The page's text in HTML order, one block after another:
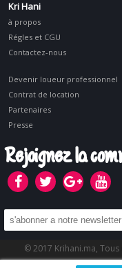
Kri Hani
à propos
Régles et CGU
Contactez-nous
Devenir loueur professionnel
Contrat de location
Partenaires
Presse
Rejoignez la
© 2017 Krihani.ma,